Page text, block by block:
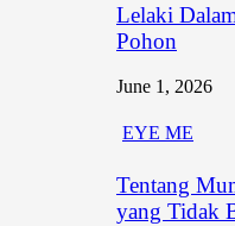
Lelaki
Pohon
June 1, 2026
EYE ME
Tentang
yang Tidak